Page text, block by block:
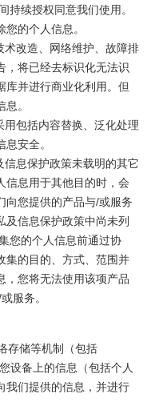
持续授权同意我们使用。
的个人信息。
改造、网络维护、故障排
，将已经去标识化无法识
库并进行商业化利用。但
。
包括内容替换、泛化处理
安全。
息保护政策未载明的其它
信息用于其他目的时，会
向您提供的产品与/或服务
及信息保护政策中尚未列
您的个人信息前通过协
集的目的、方式、范围并
，您将无法使用该项产品
服务。
存储等机制（包括
设备上的信息（包括个人
我们提供的信息，并进行